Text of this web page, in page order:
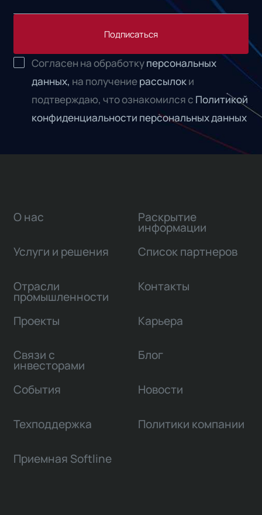
Подписаться
Согласен на обработкуперсональных
данных, на получениерассылоки
подтверждаю, что ознакомился с Политикой
конфиденциальности персональных данных
О нас
Услуги и решения
Отрасли
промышленности
Проекты
Связи с
инвесторами
Раскрытие
информации
Список партнеров
Контакты
Карьера
Блог
События Новости
Техподдержка Политики компании
Приемная Softline